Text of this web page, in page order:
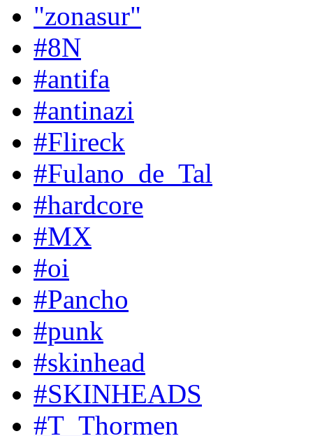
"zonasur"
#8N
#antifa
#antinazi
#Flireck
#Fulano_de_Tal
#hardcore
#MX
#oi
#Pancho
#punk
#skinhead
#SKINHEADS
#T_Thormen